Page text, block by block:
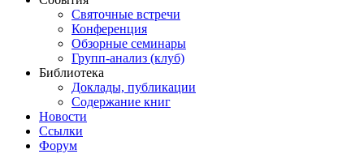
Святочные встречи
Конференция
Обзорные семинары
Групп-анализ (клуб)
Библиотека
Доклады, публикации
Содержание книг
Новости
Cсылки
Форум